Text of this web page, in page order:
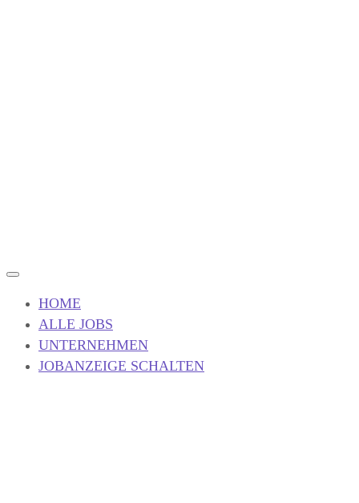
HOME
ALLE JOBS
UNTERNEHMEN
JOBANZEIGE SCHALTEN